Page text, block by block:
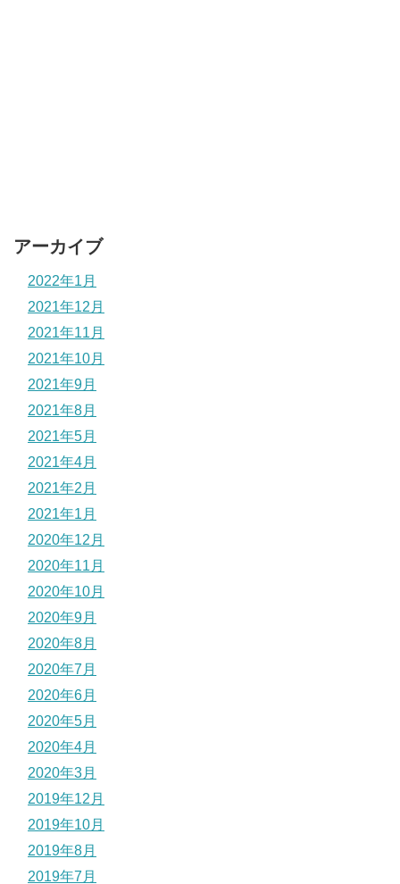
アーカイブ
2022年1月
2021年12月
2021年11月
2021年10月
2021年9月
2021年8月
2021年5月
2021年4月
2021年2月
2021年1月
2020年12月
2020年11月
2020年10月
2020年9月
2020年8月
2020年7月
2020年6月
2020年5月
2020年4月
2020年3月
2019年12月
2019年10月
2019年8月
2019年7月